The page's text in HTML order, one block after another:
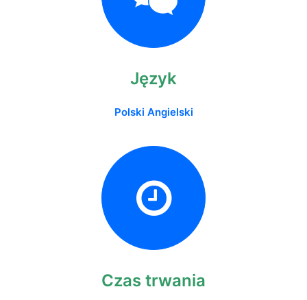
Język
Polski Angielski
Czas trwania